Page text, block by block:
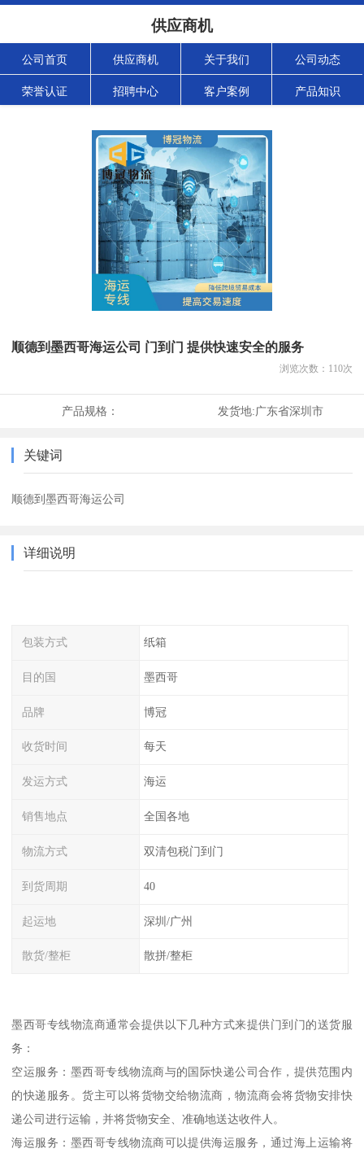
供应商机
公司首页 供应商机 关于我们 公司动态
荣誉认证 招聘中心 客户案例 产品知识
顺德到墨西哥海运公司 门到门 提供快速安全的服务
浏览次数： 110次
产品规格： 发货地:广东省深圳市
关键词
顺德到墨西哥海运公司
详细说明
包装方式 纸箱
目的国 墨西哥
品牌 博冠
收货时间 每天
发运方式 海运
销售地点 全国各地
物流方式 双清包税门到门
到货周期 40
起运地 深圳/广州
散货/整柜 散拼/整柜
墨西哥专线物流商通常会提供以下几种方式来提供门到门的送货服
务：
空运服务：墨西哥专线物流商与的国际快递公司合作，提供范围内
的快递服务。货主可以将货物交给物流商，物流商会将货物安排快
递公司进行运输，并将货物安全、准确地送达收件人。
海运服务：墨西哥专线物流商可以提供海运服务，通过海上运输将